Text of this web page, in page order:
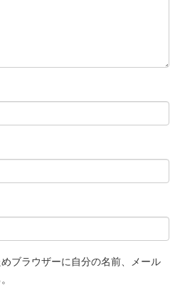
ブラウザーに自分の名前、メール